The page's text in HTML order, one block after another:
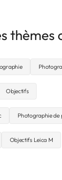
thèmes
Objectifs
Photographie de
Objectifs Leica M